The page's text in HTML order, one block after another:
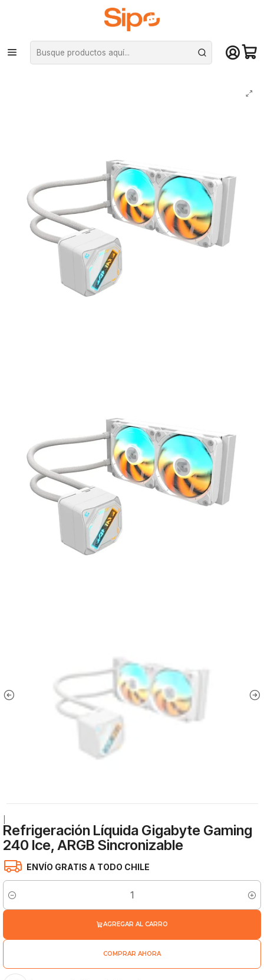
¡Compra hasta mediodía y recibe hoy! De lunes a sábado en el gran
Santiago. Envío gratis desde $29.990
Inicio Componentes PC Cooler CPU Refrigeración líquida
Refrigeración Líquida Gigabyte Gaming 240 Ice, ARGB Sincronizable
Refrigeración Líquida Gigabyte Gaming
240 Ice, ARGB Sincronizable
ENVÍO GRATIS A TODO CHILE
Cantidad
AGREGAR AL CARRO
COMPRAR AHORA